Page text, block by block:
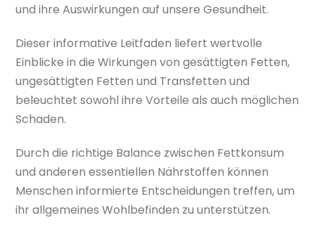
und ihre Auswirkungen auf unsere Gesundheit.
Dieser informative Leitfaden liefert wertvolle
Einblicke in die Wirkungen von gesättigten Fetten,
ungesättigten Fetten und Transfetten und
beleuchtet sowohl ihre Vorteile als auch möglichen
Schaden.
Durch die richtige Balance zwischen Fettkonsum
und anderen essentiellen Nährstoffen können
Menschen informierte Entscheidungen treffen, um
ihr allgemeines Wohlbefinden zu unterstützen.